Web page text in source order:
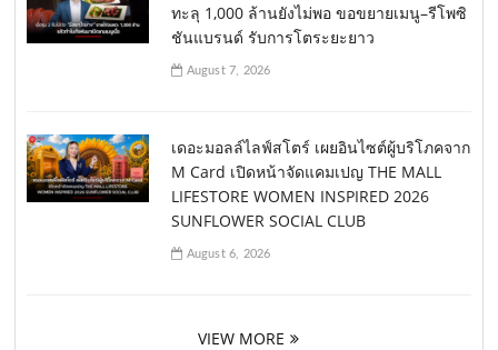
ทะลุ 1,000 ล้านยังไม่พอ ขอขยายเมนู–รีโพซิ
ชันแบรนด์ รับการโตระยะยาว
August 7, 2026
เดอะมอลล์ไลฟ์สโตร์ เผยอินไซต์ผู้บริโภคจาก
M Card เปิดหน้าจัดแคมเปญ THE MALL
LIFESTORE WOMEN INSPIRED 2026
SUNFLOWER SOCIAL CLUB
August 6, 2026
VIEW MORE